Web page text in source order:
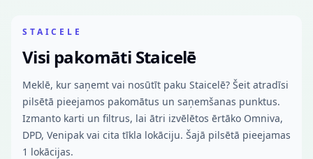
STAICELE
Visi pakomāti Staicelē
Meklē, kur saņemt vai nosūtīt paku Staicelē? Šeit atradīsi
pilsētā pieejamos pakomātus un saņemšanas punktus.
Izmanto karti un filtrus, lai ātri izvēlētos ērtāko Omniva,
DPD, Venipak vai cita tīkla lokāciju. Šajā pilsētā pieejamas
1 lokācijas.